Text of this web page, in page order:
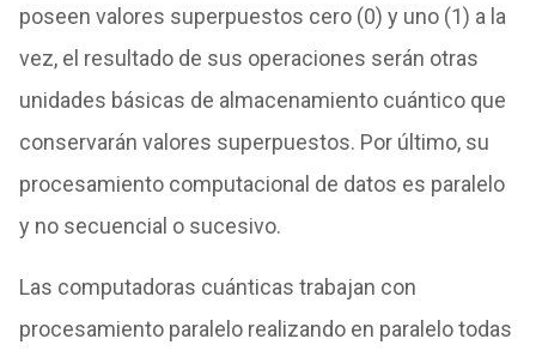
poseen valores superpuestos cero (0) y uno (1) a la
vez, el resultado de sus operaciones serán otras
unidades básicas de almacenamiento cuántico que
conservarán valores superpuestos. Por último, su
procesamiento computacional de datos es paralelo
y no secuencial o sucesivo.
Las computadoras cuánticas trabajan con
procesamiento paralelo realizando en paralelo todas